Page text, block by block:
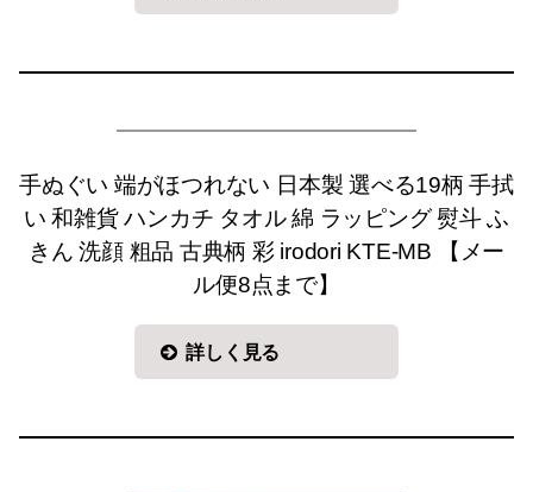
手ぬぐい 端がほつれない 日本製 選べる19柄 手拭
い 和雑貨 ハンカチ タオル 綿 ラッピング 熨斗 ふ
きん 洗顔 粗品 古典柄 彩 irodori KTE-MB 【メー
ル便8点まで】
詳しく見る